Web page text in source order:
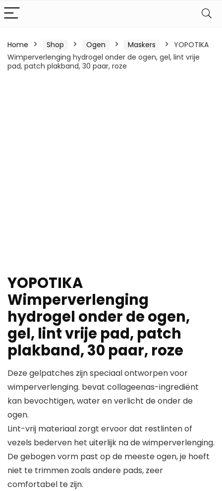
Home Shop Ogen Maskers
YOPOTIKA
Wimperverlenging hydrogel onder de ogen, gel, lint vrije
pad, patch plakband, 30 paar, roze
YOPOTIKA
Wimperverlenging
hydrogel onder de ogen,
gel, lint vrije pad, patch
plakband, 30 paar, roze
Deze gelpatches zijn speciaal ontworpen voor
wimperverlenging. bevat collageenas-ingrediënt
kan bevochtigen, water en verlicht de onder de
ogen.
Lint-vrij materiaal zorgt ervoor dat restlinten of
vezels bederven het uiterlijk na de wimperverlenging.
De gebogen vorm past op de meeste ogen, je hoeft
niet te trimmen zoals andere pads, zeer
comfortabel te zijn.